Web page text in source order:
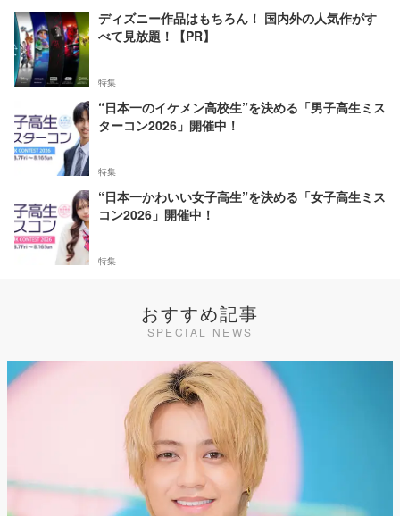
ディズニー作品はもちろん！ 国内外の人気作がす
べて見放題！【PR】
特集
“日本一のイケメン高校生”を決める「男子高生ミス
ターコン2026」開催中！
特集
“日本一かわいい女子高生”を決める「女子高生ミス
コン2026」開催中！
特集
おすすめ記事
SPECIAL NEWS